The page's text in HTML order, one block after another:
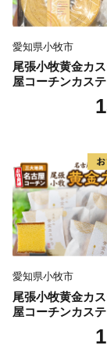
Mail：
■ ワンストッ
愛知県西尾市
（シフトプラ
※西尾市は、
TEL：050-
Mail：
■ その他に関
西尾市総合政
TEL：0563-
Mail：
愛知県小牧市
尾張小牧黄金カ
屋コーチンカス
山城バウムクー
ン卵と和三盆糖
三盆 小牧銘菓 バ
ン 常温 愛知県
チベアやぐま
愛知県小牧市
尾張小牧黄金カ
屋コーチンカス
名古屋コーチン
ラメ 常温 愛知県